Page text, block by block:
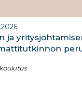
ja